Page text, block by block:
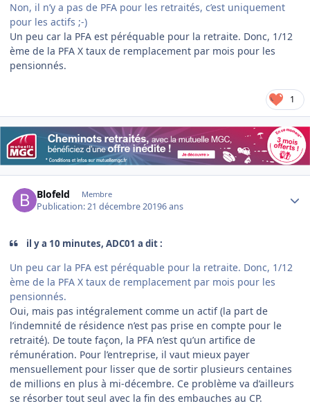
Non, il n’y a pas de PFA pour les retraités, c’est uniquement
pour les actifs ;-)
Un peu car la PFA est péréquable pour la retraite. Donc, 1/12
ème de la PFA X taux de remplacement par mois pour les
pensionnés.
1
Blofeld Membre
Publication:21 décembre 20196 ans
il y a 10 minutes, ADC01 a dit :
Un peu car la PFA est péréquable pour la retraite. Donc, 1/12
ème de la PFA X taux de remplacement par mois pour les
pensionnés.
Oui, mais pas intégralement comme un actif (la part de
l’indemnité de résidence n’est pas prise en compte pour le
retraité). De toute façon, la PFA n’est qu’un artifice de
rémunération. Pour l’entreprise, il vaut mieux payer
mensuellement pour lisser que de sortir plusieurs centaines
de millions en plus à mi-décembre. Ce problème va d’ailleurs
se résorber tout seul avec la fin des embauches au CP.